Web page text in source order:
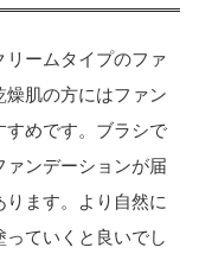
ームタイプのファ
燥肌の方にはファン
すめです。ブラシで
ンデーションが届
ます。より自然に
ていくと良いでし